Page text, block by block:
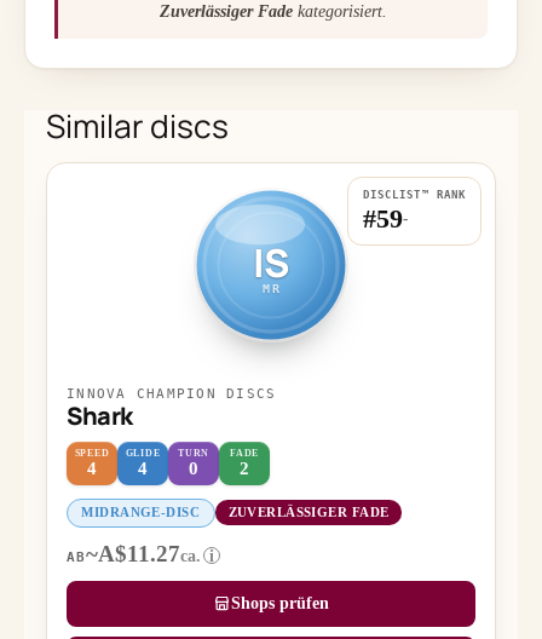
Zuverlässiger Fadekategorisiert.
Similar discs
IS
MR
DISCLIST™ RANK
#59-
INNOVA CHAMPION DISCS
Shark
SPEED
4
GLIDE
4
TURN
0
FADE
2
MIDRANGE-DISC ZUVERLÄSSIGER FADE
AB~A$11.27ca. i
Shops prüfen